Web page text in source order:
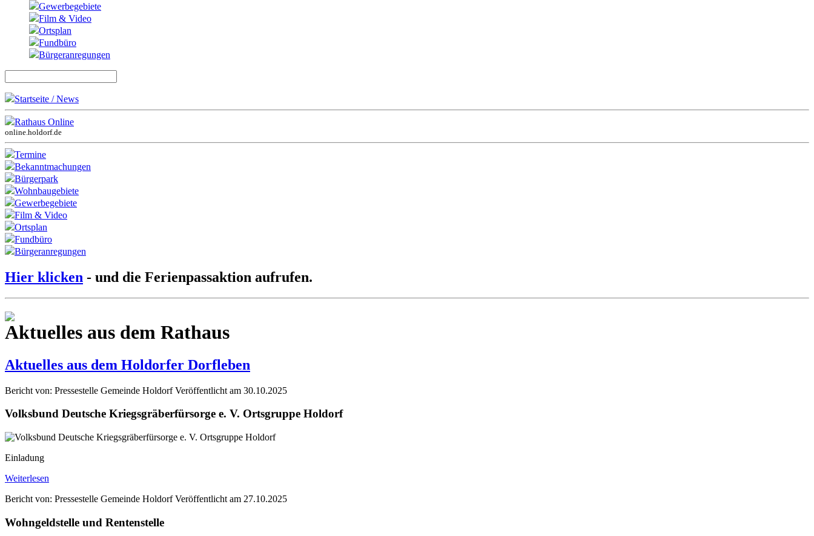
Gewerbegebiete
Film & Video
Ortsplan
Fundbüro
Bürgeranregungen
Startseite / News
Rathaus Online
online.holdorf.de
Termine
Bekanntmachungen
Bürgerpark
Wohnbaugebiete
Gewerbegebiete
Film & Video
Ortsplan
Fundbüro
Bürgeranregungen
Hier klicken - und die Ferienpassaktion aufrufen.
Aktuelles aus dem Rathaus
Aktuelles aus dem Holdorfer Dorfleben
Bericht von: Pressestelle Gemeinde Holdorf Veröffentlicht am 30.10.2025
Volksbund Deutsche Kriegsgräberfürsorge e. V. Ortsgruppe Holdorf
Einladung
Weiterlesen
Bericht von: Pressestelle Gemeinde Holdorf Veröffentlicht am 27.10.2025
Wohngeldstelle und Rentenstelle